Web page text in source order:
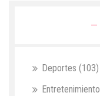
Deportes (103)
Entretenimiento